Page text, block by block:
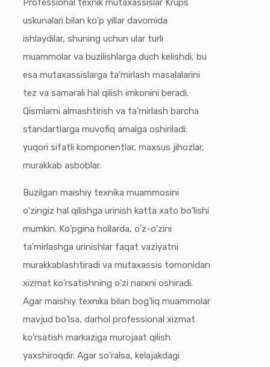
Professional texnik mutaxassislar Krups
uskunalari bilan ko'p yillar davomida
ishlaydilar, shuning uchun ular turli
muammolar va buzilishlarga duch kelishdi, bu
esa mutaxassislarga ta'mirlash masalalarini
tez va samarali hal qilish imkonini beradi.
Qismlarni almashtirish va ta'mirlash barcha
standartlarga muvofiq amalga oshiriladi:
yuqori sifatli komponentlar, maxsus jihozlar,
murakkab asboblar.
Buzilgan maishiy texnika muammosini
o'zingiz hal qilishga urinish katta xato bo'lishi
mumkin. Ko'pgina hollarda, o'z-o'zini
ta'mirlashga urinishlar faqat vaziyatni
murakkablashtiradi va mutaxassis tomonidan
xizmat ko'rsatishning o'zi narxni oshiradi.
Agar maishiy texnika bilan bog'liq muammolar
mavjud bo'lsa, darhol professional xizmat
ko'rsatish markaziga murojaat qilish
yaxshiroqdir. Agar so'ralsa, kelajakdagi